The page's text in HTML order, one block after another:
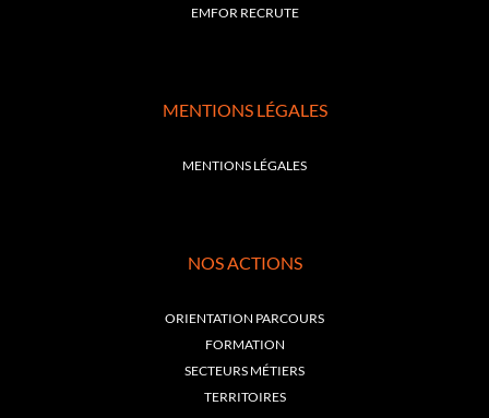
EMFOR RECRUTE
MENTIONS LÉGALES
MENTIONS LÉGALES
NOS ACTIONS
ORIENTATION PARCOURS
FORMATION
SECTEURS MÉTIERS
TERRITOIRES